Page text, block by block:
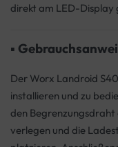
direkt am LED-Display
▪
Der Worx Landroid
installieren und zu
den
verlegen und die